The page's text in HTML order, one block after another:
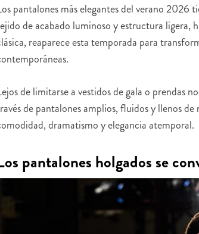
pantalones más elegantes del verano
de acabado luminoso y estructura ligera,
reaparece esta temporada para
de limitarse a vestidos de gala o prendas
de pantalones amplios, fluidos y llenos
dramatismo y elegancia atemporal.
pantalones holgados se